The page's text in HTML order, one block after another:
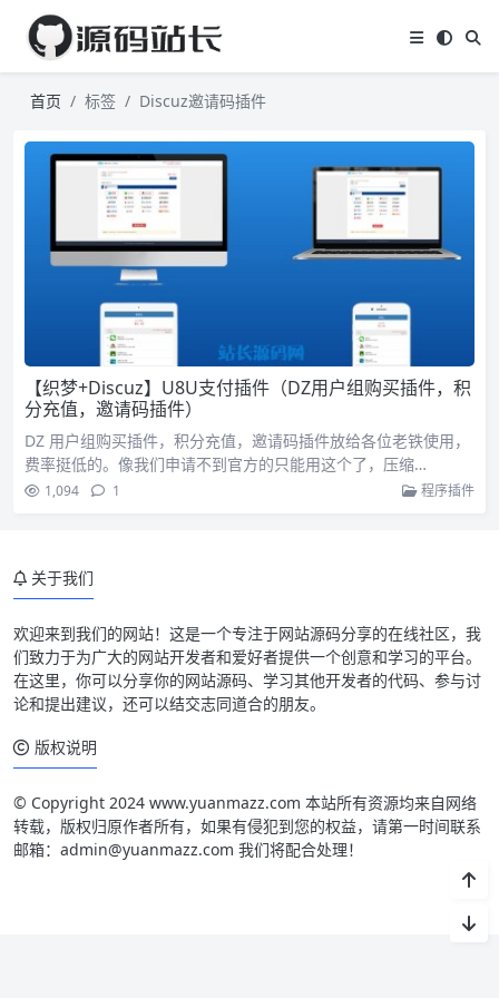
首页 标签 Discuz邀请码插件
【织梦+Discuz】U8U支付插件（DZ用户组购买插件，积
分充值，邀请码插件）
DZ 用户组购买插件，积分充值，邀请码插件放给各位老铁使用，
费率挺低的。像我们申请不到官方的只能用这个了，压缩…
1,094 1 程序插件
关于我们
欢迎来到我们的网站！这是一个专注于网站源码分享的在线社区，我
们致力于为广大的网站开发者和爱好者提供一个创意和学习的平台。
在这里，你可以分享你的网站源码、学习其他开发者的代码、参与讨
论和提出建议，还可以结交志同道合的朋友。
版权说明
© Copyright 2024 www.yuanmazz.com 本站所有资源均来自网络
转载，版权归原作者所有，如果有侵犯到您的权益，请第一时间联系
邮箱：admin@yuanmazz.com 我们将配合处理！